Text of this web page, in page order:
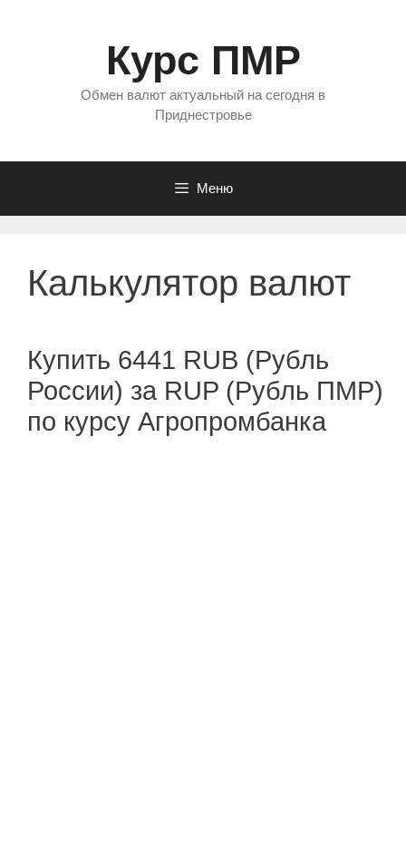
Курс ПМР
Обмен валют актуальный на сегодня в
Приднестровье
Меню
Калькулятор валют
Купить 6441 RUB (Рубль
России) за RUP (Рубль ПМР)
по курсу Агропромбанка